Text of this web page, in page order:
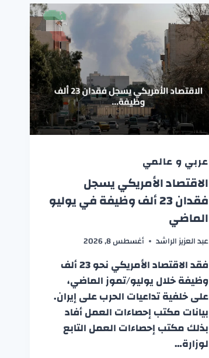
عربي و عالمي
الاقتصاد الأمريكي يسجل
فقدان 23 ألف وظيفة في يوليو
الماضي
عبد العزيز الراشد أغسطس 8, 2026
فقد الاقتصاد الأمريكي نحو 23 ألف
وظيفة خلال يوليو/تموز الماضي،
على خلفية تداعيات الحرب على إيران.
بيانات مكتب إحصاءات العمل أفاد
بذلك مكتب إحصاءات العمل التابع
لوزارة…